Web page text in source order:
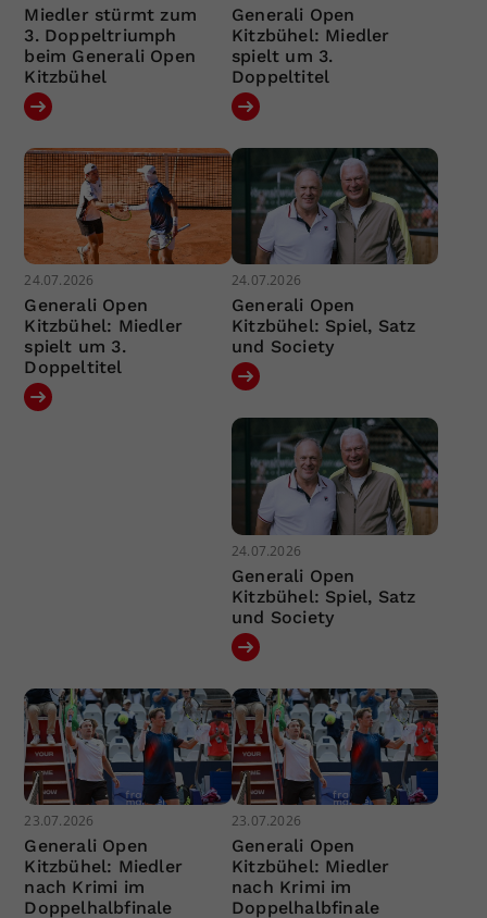
Miedler stürmt zum
3. Doppeltriumph
beim Generali Open
Kitzbühel
Generali Open
Kitzbühel: Miedler
spielt um 3.
Doppeltitel
24.07.2026
Generali Open
Kitzbühel: Miedler
spielt um 3.
Doppeltitel
24.07.2026
Generali Open
Kitzbühel: Spiel, Satz
und Society
24.07.2026
Generali Open
Kitzbühel: Spiel, Satz
und Society
23.07.2026
Generali Open
Kitzbühel: Miedler
nach Krimi im
Doppelhalbfinale
23.07.2026
Generali Open
Kitzbühel: Miedler
nach Krimi im
Doppelhalbfinale